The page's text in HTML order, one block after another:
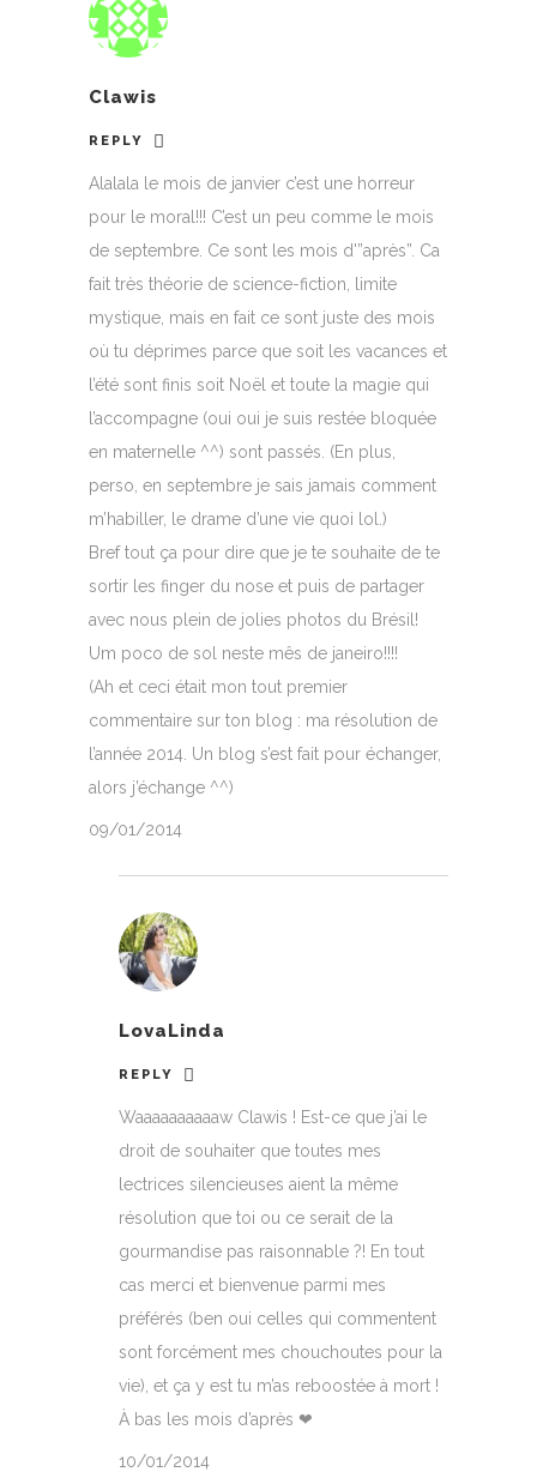
Clawis
REPLY
Alalala le mois de janvier c’est une horreur
pour le moral!!! C’est un peu comme le mois
de septembre. Ce sont les mois d'”après”. Ca
fait très théorie de science-fiction, limite
mystique, mais en fait ce sont juste des mois
où tu déprimes parce que soit les vacances et
l’été sont finis soit Noël et toute la magie qui
l’accompagne (oui oui je suis restée bloquée
en maternelle ^^) sont passés. (En plus,
perso, en septembre je sais jamais comment
m’habiller, le drame d’une vie quoi lol.)
Bref tout ça pour dire que je te souhaite de te
sortir les finger du nose et puis de partager
avec nous plein de jolies photos du Brésil!
Um poco de sol neste mês de janeiro!!!!
(Ah et ceci était mon tout premier
commentaire sur ton blog : ma résolution de
l’année 2014. Un blog s’est fait pour échanger,
alors j’échange ^^)
09/01/2014
LovaLinda
REPLY
Waaaaaaaaaaw Clawis ! Est-ce que j’ai le
droit de souhaiter que toutes mes
lectrices silencieuses aient la même
résolution que toi ou ce serait de la
gourmandise pas raisonnable ?! En tout
cas merci et bienvenue parmi mes
préférés (ben oui celles qui commentent
sont forcément mes chouchoutes pour la
vie), et ça y est tu m’as reboostée à mort !
À bas les mois d’après ❤
10/01/2014